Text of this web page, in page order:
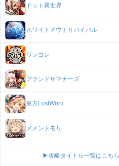
ドット異世界
ホワイトアウトサバイバル
ワンコレ
グランドサマナーズ
東方LostWord
メメントモリ
▶攻略タイトル一覧はこちら